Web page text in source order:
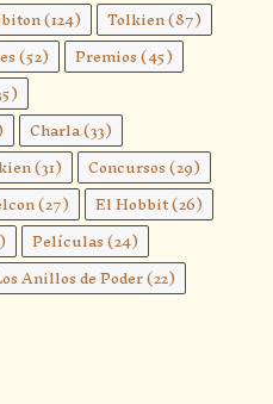
(124) Tolkien(87)
(52) Premios(45)
Charla(33)
(31) Concursos(29)
(27) El Hobbit(26)
Películas(24)
Anillos de Poder(22)